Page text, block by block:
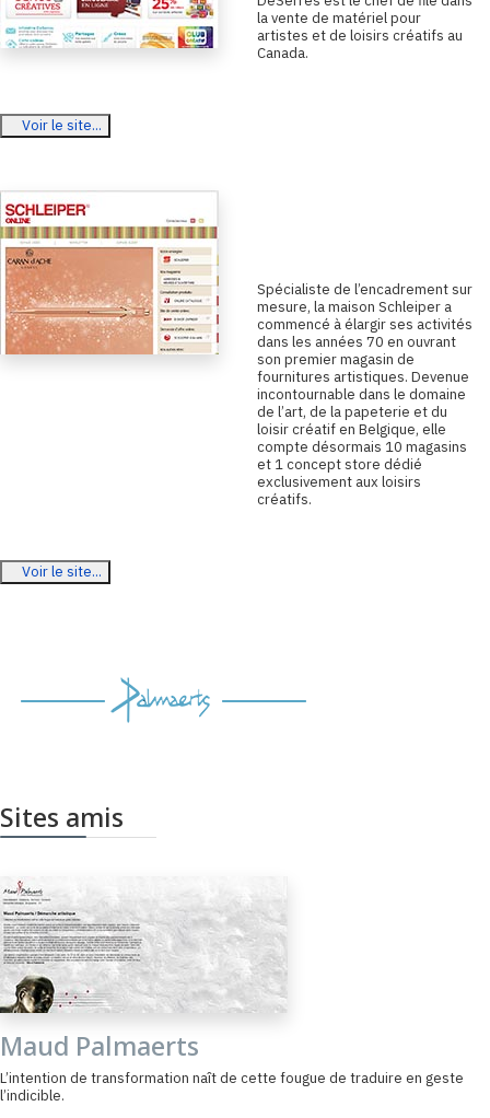
la vente de matériel pour
artistes et de loisirs créatifs au
Canada.
Voir le site...
Spécialiste de l’encadrement sur
mesure, la maison Schleiper a
commencé à élargir ses activités
dans les années 70 en ouvrant
son premier magasin de
fournitures artistiques. Devenue
incontournable dans le domaine
de l’art, de la papeterie et du
loisir créatif en Belgique, elle
compte désormais 10 magasins
et 1 concept store dédié
exclusivement aux loisirs
créatifs.
Voir le site...
Sites amis
Maud Palmaerts
L’intention de transformation naît de cette fougue de traduire en geste
l’indicible.